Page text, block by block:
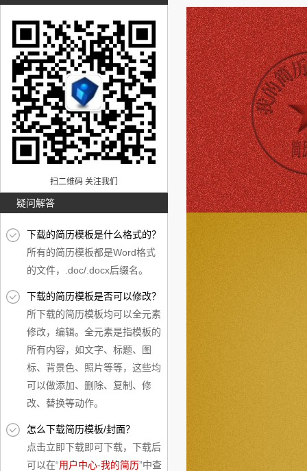
扫二维码 关注我们
疑问解答
下载的简历模板是什么格式的？
所有的简历模板都是Word格式
的文件，.doc/.docx后缀名。
下载的简历模板是否可以修改？
所下载的简历模板均可以全元素
修改，编辑。全元素是指模板的
所有内容，如文字、标题、图
标、背景色、照片等等，这些均
可以做添加、删除、复制、修
改、替换等动作。
怎么下载简历模板/封面？
点击立即下载即可下载，下载后
可以在“用户中心-我的简历”中查